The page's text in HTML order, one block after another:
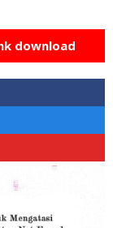
download